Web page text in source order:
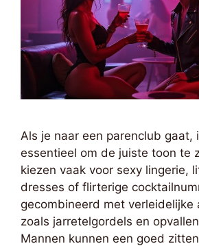
Als je naar een parenclub gaat,
essentieel om de juiste toon te
kiezen vaak voor sexy lingerie,
dresses of flirterige
gecombineerd met verleidelijke
zoals jarretelgordels en
Mannen kunnen een goed